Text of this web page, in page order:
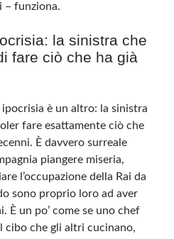
– funziona.
la sinistra che
fare ciò che ha già
è un altro: la sinistra
fare esattamente ciò che
È davvero surreale
piangere miseria,
l’occupazione della Rai da
sono proprio loro ad aver
È un po’ come se uno chef
cibo che gli altri cucinano,